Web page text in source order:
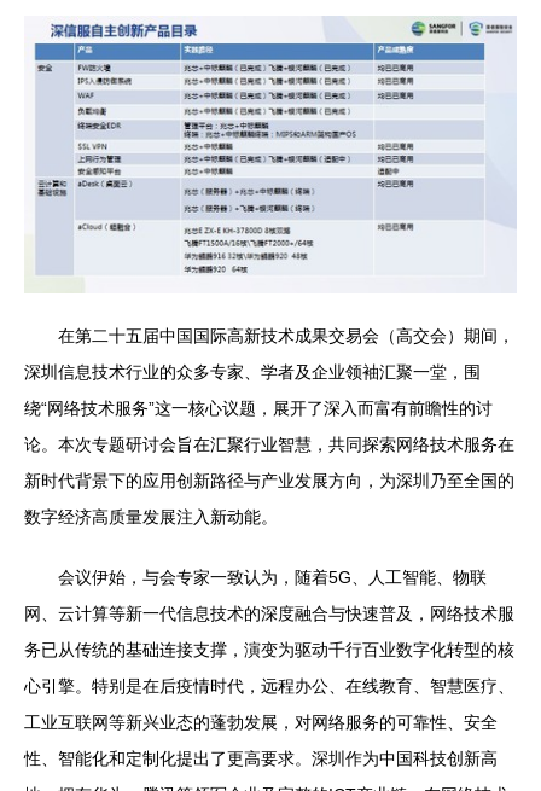
在第二十五届中国国际高新技术成果交易会（高交会）期间，
深圳信息技术行业的众多专家、学者及企业领袖汇聚一堂，围
绕“网络技术服务”这一核心议题，展开了深入而富有前瞻性的讨
论。本次专题研讨会旨在汇聚行业智慧，共同探索网络技术服务在
新时代背景下的应用创新路径与产业发展方向，为深圳乃至全国的
数字经济高质量发展注入新动能。
会议伊始，与会专家一致认为，随着5G、人工智能、物联
网、云计算等新一代信息技术的深度融合与快速普及，网络技术服
务已从传统的基础连接支撑，演变为驱动千行百业数字化转型的核
心引擎。特别是在后疫情时代，远程办公、在线教育、智慧医疗、
工业互联网等新兴业态的蓬勃发展，对网络服务的可靠性、安全
性、智能化和定制化提出了更高要求。深圳作为中国科技创新高